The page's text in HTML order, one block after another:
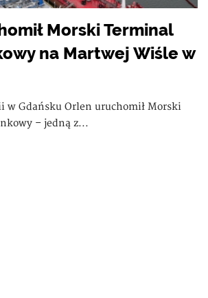
Morski Terminal
na Martwej Wiśle w
w Gdańsku Orlen uruchomił Morski
– jedną z...